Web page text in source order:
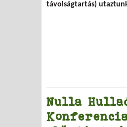
távolságtartás)
Nulla